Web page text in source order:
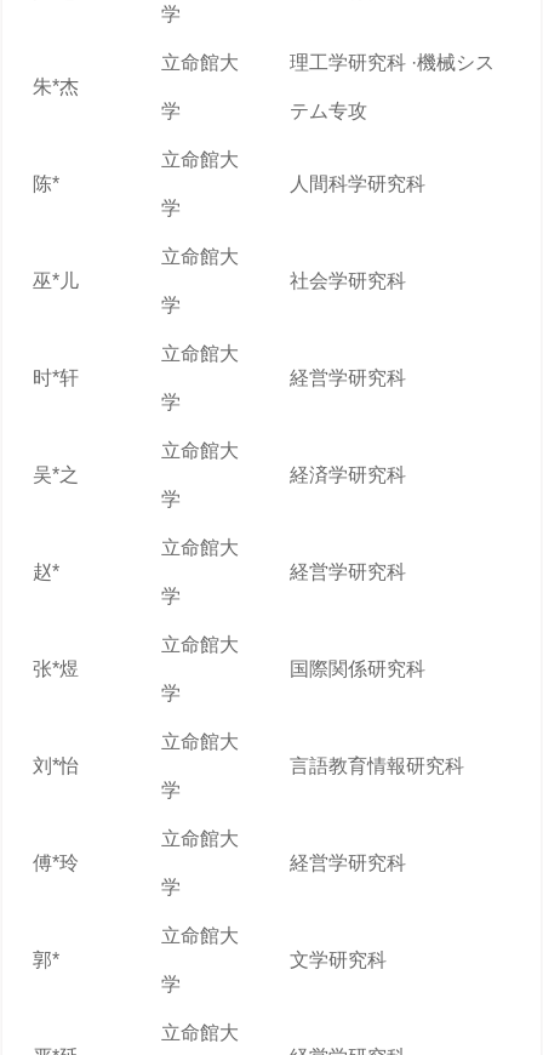
学
朱*杰
立命館大
学
理工学研究科 ·機械シス
テム专攻
陈*
立命館大
学
人間科学研究科
巫*儿
立命館大
学
社会学研究科
时*轩
立命館大
学
経営学研究科
吴*之
立命館大
学
経済学研究科
赵*
立命館大
学
経営学研究科
张*煜
立命館大
学
国際関係研究科
刘*怡
立命館大
学
言語教育情報研究科
傅*玲
立命館大
学
経営学研究科
郭*
立命館大
学
文学研究科
立命館大